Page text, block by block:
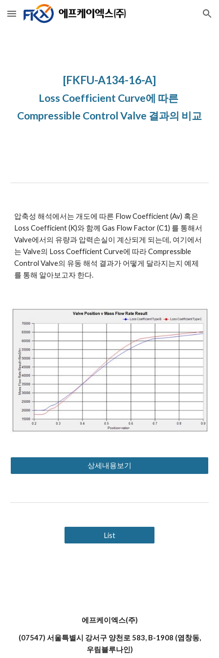
Skip to main content Skip to navigation
[FKFU-A134-16-A]
Loss Coefficient Curve에 따른
Compressible Control Valve 결과의 비교
압축성 해석에서는 개도에 따른 Flow Coefficient (Av) 혹은
Loss Coefficient (K)와 함께 Gas Flow Factor (C1) 를 통해서
Valve에서의 유량과 압력손실이 계산되게 되는데, 여기에서
는 Valve의 Loss Coefficient Curve에 따라 Compressible
Control Valve의 유동 해석 결과가 어떻게 달라지는지 예제
를 통해 알아보고자 한다.
상세내용보기
List
에프케이엑스(주)
(07547) 서울특별시 강서구 양천로 583, B-1908 (염창동,
우림블루나인)